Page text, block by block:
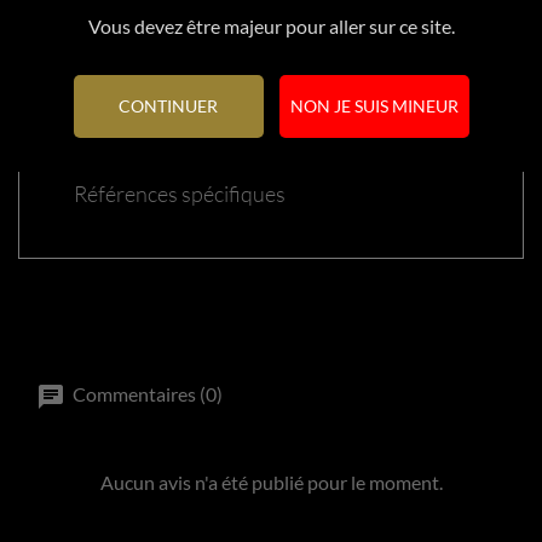
Vous devez être majeur pour aller sur ce site.
CONTINUER NON JE SUIS MINEUR
Référence
En stock
Références spécifiques
Commentaires (0)
Aucun avis n'a été publié pour le moment.